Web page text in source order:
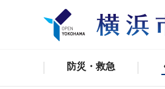
防災・救急